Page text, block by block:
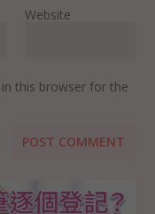
Website
this browser for the